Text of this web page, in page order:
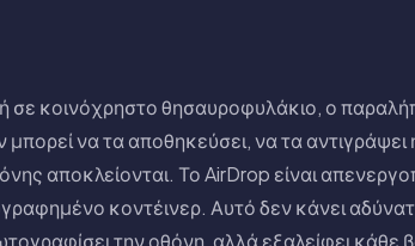
κοινόχρηστο θησαυροφυλάκιο, ο
να τα αποθηκεύσει, να τα αντιγράψει
αποκλείονται. Το AirDrop είναι
κοντέινερ. Αυτό δεν κάνει
την οθόνη, αλλά εξαλείφει κάθε